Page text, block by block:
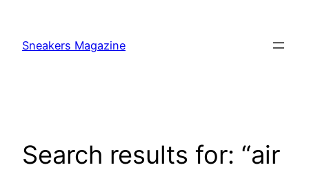
content
Sneakers Magazine
Search results for: “air